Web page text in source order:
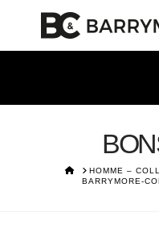
HOMEHOMME –
BARRYMORE-